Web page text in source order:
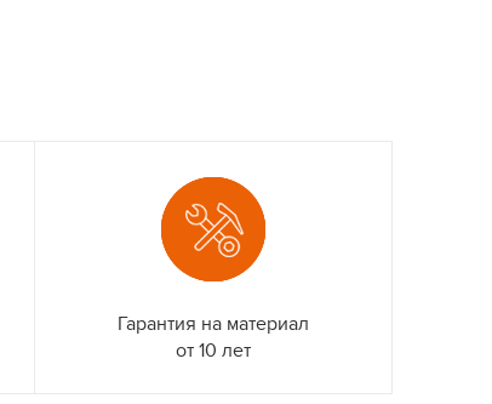
Гарантия на материал
от 10 лет